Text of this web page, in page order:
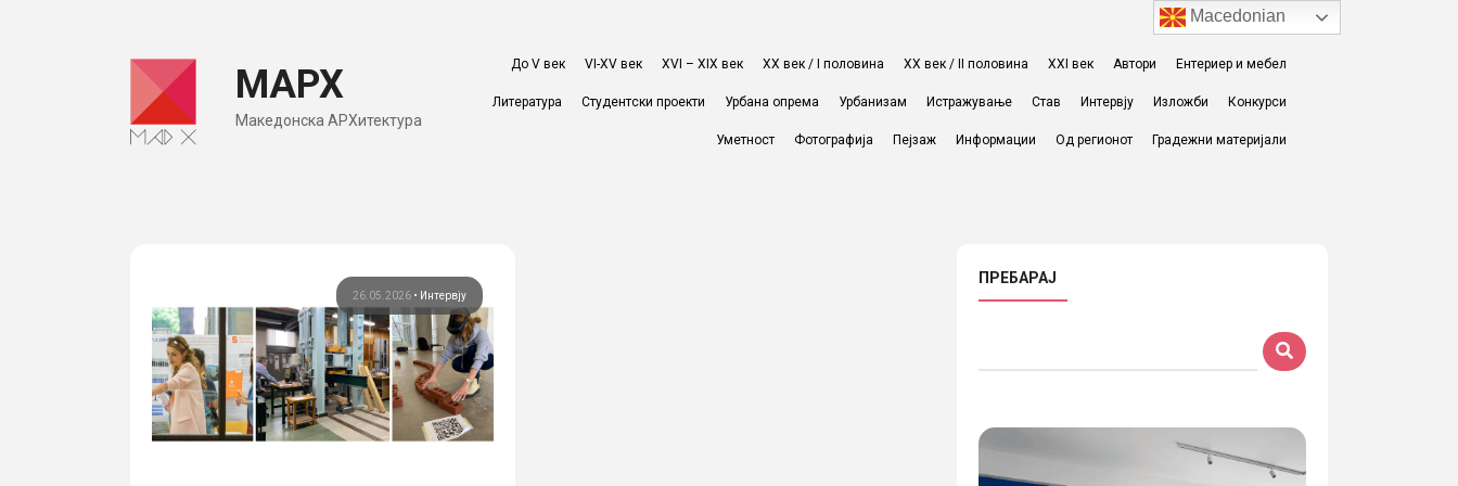
МАРХ
Македонска АРХитектура
До V век VI-XV век XVI – XIX век ХХ век / I половина ХХ век / II половина XXI век Автори Ентериер и мебел
Литература Студентски проекти Урбана опрема Урбанизам Истражување Став Интервју Изложби Конкурси
Уметност Фотографија Пејзаж Информации Од регионот Градежни материјали
26.05.2026 • Интервју
ПРЕБАРАЈ
Macedonian